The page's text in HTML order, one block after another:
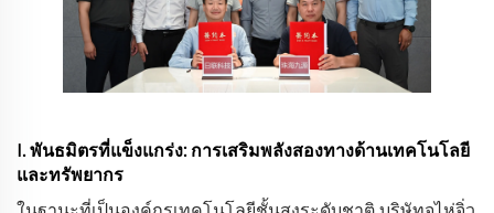
I. พันธมิตรที่แข็งแกร่ง: การเสริมพลังสองทางด้านเทคโนโลยี
และทรัพยากร